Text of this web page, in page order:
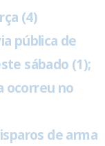
(4)
pública de
sábado (1);
ocorreu no
de arma